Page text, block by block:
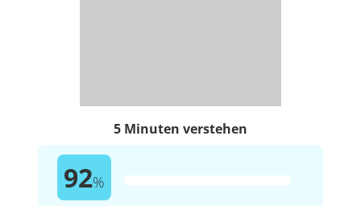
5 Minuten verstehen
92%